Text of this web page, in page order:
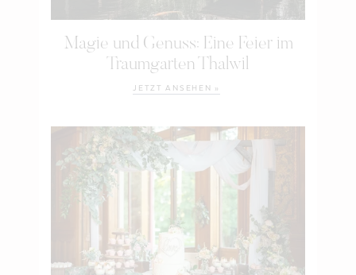
Magie und Genuss: Eine Feier im
Traumgarten Thalwil
JETZT ANSEHEN »